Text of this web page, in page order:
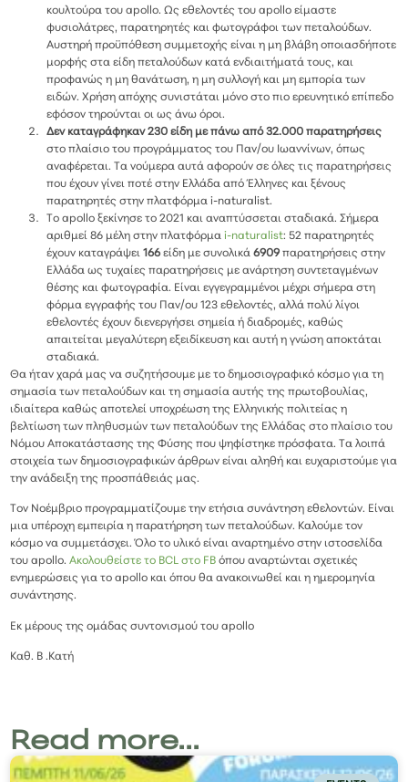
κουλτούρα του apollo. Ως εθελοντές του apollo είμαστε
φυσιολάτρες, παρατηρητές και φωτογράφοι των πεταλούδων.
Αυστηρή προϋπόθεση συμμετοχής είναι η μη βλάβη οποιασδήποτε
μορφής στα είδη πεταλούδων κατά ενδιαιτήματά τους, και
προφανώς η μη θανάτωση, η μη συλλογή και μη εμπορία των
ειδών. Χρήση απόχης συνιστάται μόνο στο πιο ερευνητικό επίπεδο
εφόσον τηρούνται οι ως άνω όροι.
Δεν καταγράφηκαν 230 είδη με πάνω από 32.000 παρατηρήσεις
στο πλαίσιο του προγράμματος του Παν/ου Ιωαννίνων, όπως
αναφέρεται. Τα νούμερα αυτά αφορούν σε όλες τις παρατηρήσεις
που έχουν γίνει ποτέ στην Ελλάδα από Έλληνες και ξένους
παρατηρητές στην πλατφόρμα i-naturalist.
Το apollo ξεκίνησε το 2021 και αναπτύσσεται σταδιακά. Σήμερα
αριθμεί 86 μέλη στην πλατφόρμα i-naturalist: 52 παρατηρητές
έχουν καταγράψει166 είδη με συνολικά6909 παρατηρήσεις στην
Ελλάδα ως τυχαίες παρατηρήσεις με ανάρτηση συντεταγμένων
θέσης και φωτογραφία. Είναι εγγεγραμμένοι μέχρι σήμερα στη
φόρμα εγγραφής του Παν/ου 123 εθελοντές, αλλά πολύ λίγοι
εθελοντές έχουν διενεργήσει σημεία ή διαδρομές, καθώς
απαιτείται μεγαλύτερη εξειδίκευση και αυτή η γνώση αποκτάται
σταδιακά.
Θα ήταν χαρά μας να συζητήσουμε με το δημοσιογραφικό κόσμο για τη
σημασία των πεταλούδων και τη σημασία αυτής της πρωτοβουλίας,
ιδιαίτερα καθώς αποτελεί υποχρέωση της Ελληνικής πολιτείας η
βελτίωση των πληθυσμών των πεταλούδων της Ελλάδας στο πλαίσιο του
Νόμου Αποκατάστασης της Φύσης που ψηφίστηκε πρόσφατα. Τα λοιπά
στοιχεία των δημοσιογραφικών άρθρων είναι αληθή και ευχαριστούμε για
την ανάδειξη της προσπάθειάς μας.
Τον Νοέμβριο προγραμματίζουμε την ετήσια συνάντηση εθελοντών. Είναι
μια υπέροχη εμπειρία η παρατήρηση των πεταλούδων. Καλούμε τον
κόσμο να συμμετάσχει. Όλο το υλικό είναι αναρτημένο στην ιστοσελίδα
του apollo.Ακολουθείστε το BCL στο FB όπου αναρτώνται σχετικές
ενημερώσεις για το apollo και όπου θα ανακοινωθεί και η ημερομηνία
συνάντησης.
Εκ μέρους της ομάδας συντονισμού του apollo
Καθ. Β .Κατή
Read more...